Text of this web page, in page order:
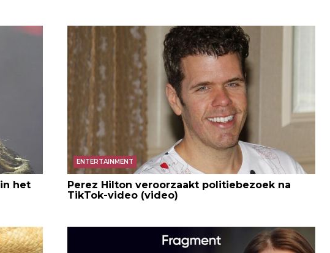
het
ENTERTAINMENT
Perez Hilton veroorzaakt politiebezoek na
TikTok-video (video)